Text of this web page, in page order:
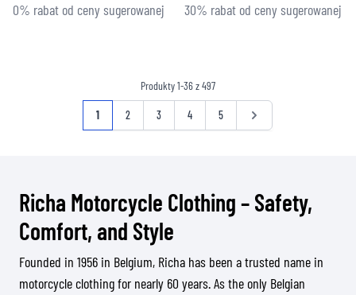
0% rabat od ceny sugerowanej 30% rabat od ceny sugerowanej
Produkty1-36z497
Strona
Aktualnie czytasz stronę
1 Strona
2 Strona
3 Strona
4 Strona
5 Strona
Richa Motorcycle Clothing – Safety,
Comfort, and Style
Founded in 1956 in Belgium, Richa has been a trusted name in
motorcycle clothing for nearly 60 years. As the only Belgian